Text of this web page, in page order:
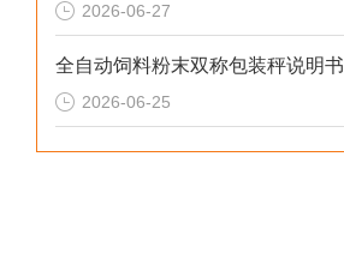
2026-06-27
全自动饲料粉末双称包装秤说明书
2026-06-25